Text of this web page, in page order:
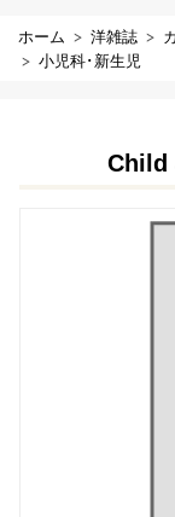
ホーム 洋雑誌
小児科･新生児
Child